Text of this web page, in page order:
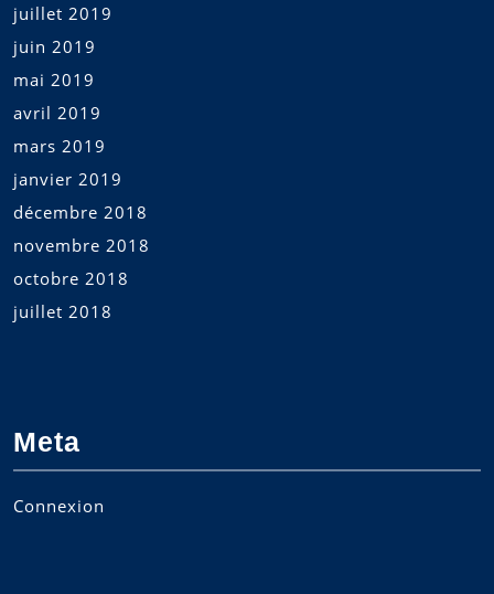
juillet 2019
juin 2019
mai 2019
avril 2019
mars 2019
janvier 2019
décembre 2018
novembre 2018
octobre 2018
juillet 2018
Meta
Connexion